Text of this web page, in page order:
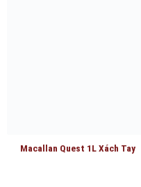
Macallan Quest 1L Xách Tay